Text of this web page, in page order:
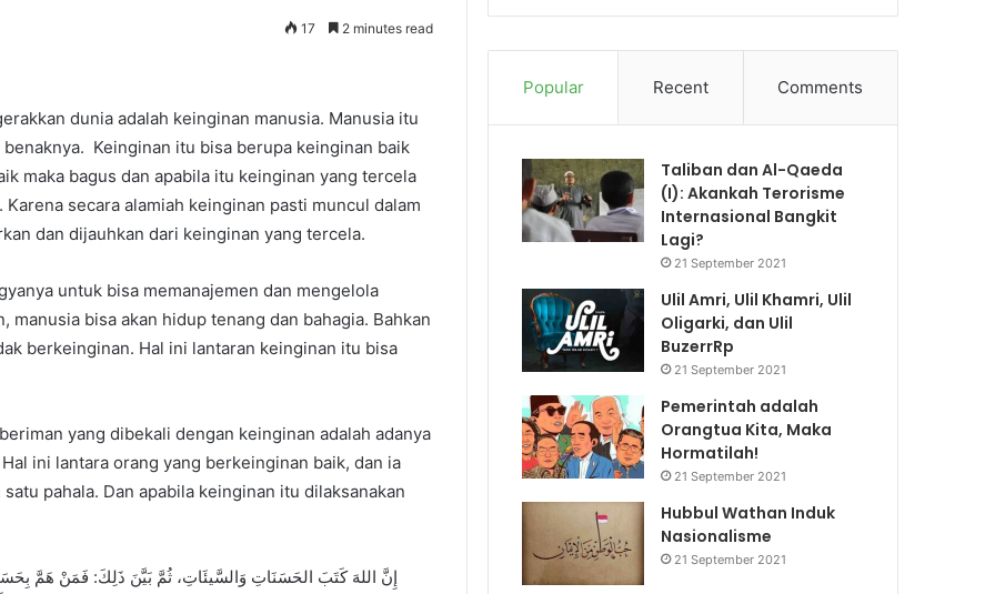
17 2 minutes read
dunia adalah keinginan manusia. Manusia itu
Keinginan itu bisa berupa keinginan baik
maka bagus dan apabila itu keinginan yang tercela
secara alamiah keinginan pasti muncul dalam
dan dijauhkan dari keinginan yang tercela.
untuk bisa memanajemen dan mengelola
bisa akan hidup tenang dan bahagia. Bahkan
berkeinginan. Hal ini lantaran keinginan itu bisa
yang dibekali dengan keinginan adalah adanya
ini lantara orang yang berkeinginan baik, dan ia
pahala. Dan apabila keinginan itu dilaksanakan
Popular Recent Comments
Taliban dan Al-Qaeda
(I): Akankah Terorisme
Internasional Bangkit
Lagi?
21 September 2021
Ulil Amri, Ulil Khamri, Ulil
Oligarki, dan Ulil
BuzerrRp
21 September 2021
Pemerintah adalah
Orangtua Kita, Maka
Hormatilah!
21 September 2021
Hubbul Wathan Induk
Nasionalisme
21 September 2021